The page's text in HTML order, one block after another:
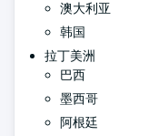
澳大利亚
韩国
拉丁美洲
巴西
墨西哥
阿根廷